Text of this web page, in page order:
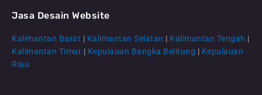
CS Lenteraweb
Jasa Desain Website
Kalimantan Barat | Kalimantan Selatan | Kalimantan Tengah |
Kalimantan Timur | Kepulauan Bangka Belitung | Kepulauan
Riau